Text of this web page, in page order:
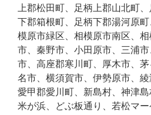
上郡松田町、足柄上郡山北町
下郡箱根町、足柄下郡湯河原
模原市緑区、相模原市南区、
市、秦野市、小田原市、三浦
市、高座郡寒川町、厚木市、
名市、横須賀市、伊勢原市、綾
愛甲郡愛川町、新島村、神津
米が浜、どぶ板通り、若松マ
メンテナンスは直接ご契約先に
カラオケ導入以外（家庭用カ
【問い合わせ